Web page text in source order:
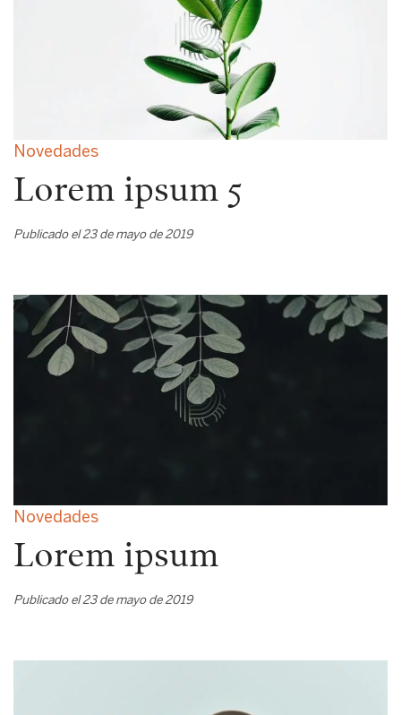
Novedades
Lorem ipsum 5
Publicado el 23 de mayo de 2019
Novedades
Lorem ipsum
Publicado el 23 de mayo de 2019